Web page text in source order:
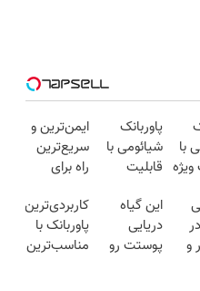
با
پاوربانک
شیائومی با
قابلیت
در زمان
های بی
برقی⚡
ایمن‌ترین و
سریع‌ترین
راه برای
😍👌🏻
و
این گیاه
دریایی
پوستت رو
کاربردی‌ترین
پاوربانک با
مناسب‌ترین